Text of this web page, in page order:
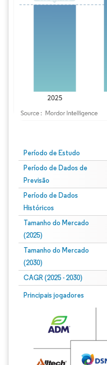
Período de Estudo
Período de Dados de
Previsão
Período de Dados
Históricos
Tamanho do Mercado
(2025)
Tamanho do Mercado
(2030)
CAGR (2025 - 2030)
Principais jogadores